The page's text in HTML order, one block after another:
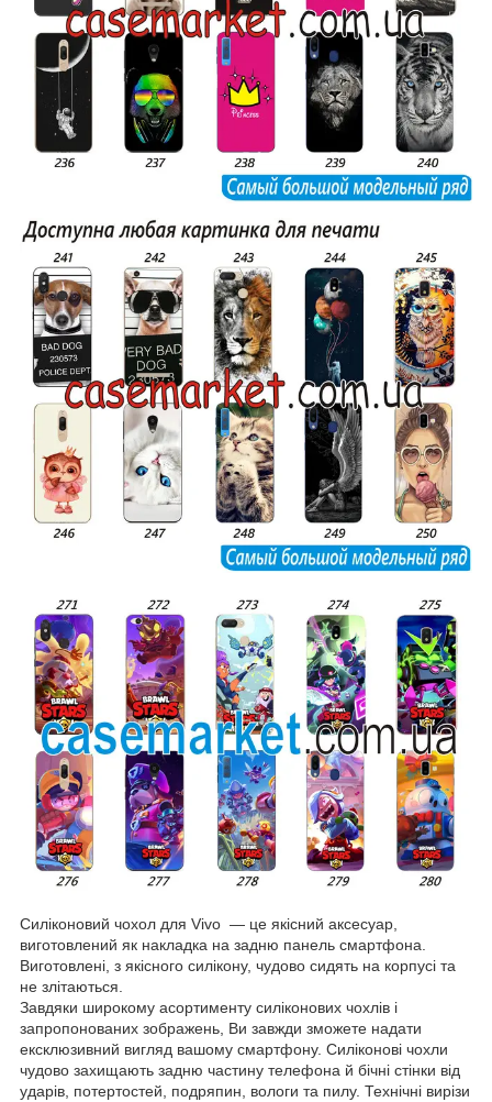
Силіконовий чохол для Vivo — це якісний аксесуар,
виготовлений як накладка на задню панель смартфона.
Виготовлені, з якісного силікону, чудово сидять на корпусі та
не злітаються.
Завдяки широкому асортименту силіконових чохлів і
запропонованих зображень, Ви завжди зможете надати
ексклюзивний вигляд вашому смартфону. Силіконові чохли
чудово захищають задню частину телефона й бічні стінки від
ударів, потертостей, подряпин, вологи та пилу. Технічні вирізи